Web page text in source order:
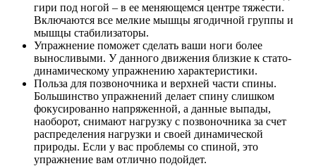
гири под ногой – в ее меняющемся центре тяжести.
Включаются все мелкие мышцы ягодичной группы и
мышцы стабилизаторы.
Упражнение поможет сделать ваши ноги более
выносливыми. У данного движения близкие к стато-
динамическому упражнению характеристики.
Польза для позвоночника и верхней части спины.
Большинство упражнений делает спину слишком
фокусированно напряженной, а данные выпады,
наоборот, снимают нагрузку с позвоночника за счет
распределения нагрузки и своей динамической
природы. Если у вас проблемы со спиной, это
упражнение вам отлично подойдет.